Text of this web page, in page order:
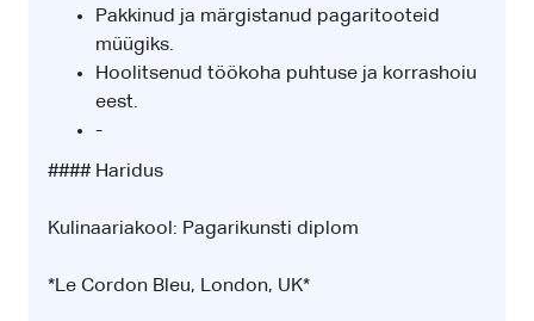
Pakkinud ja märgistanud pagaritooteid
müügiks.
Hoolitsenud töökoha puhtuse ja korrashoiu
eest.
-
#### Haridus
Kulinaariakool: Pagarikunsti diplom
*Le Cordon Bleu, London, UK*